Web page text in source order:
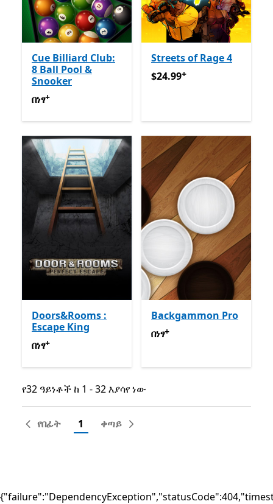
Cue Billiard Club:
8 Ball Pool &
Snooker
በነፃየመተግበሪያ ግብይቶች ውስጥ ግብዣ ቀርቧል
በነፃ+
Streets of Rage 4
$24.99የመተግበሪያ ግብይቶች
$24.99+
Doors&Rooms :
Escape King
በነፃየመተግበሪያ ግብይቶች ውስጥ ግብዣ ቀርቧል
በነፃ+
Backgammon Pro
በነፃየመተግበሪያ ግብይቶች ውስጥ
በነፃ+
የ32 ዓይነቶች ከ 1 - 32 እያሳየ ነው
የ32 ዓይነቶች ከ 1 - 32 እያሳየ ነው
የበፊት 1 ቀጣይ